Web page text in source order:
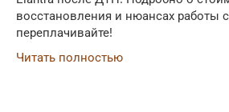
восстановления и нюансах работы
переплачивайте!
Читать полностью